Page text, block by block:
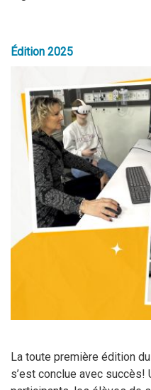
Édition 2025
La toute première édition
s’est conclue avec